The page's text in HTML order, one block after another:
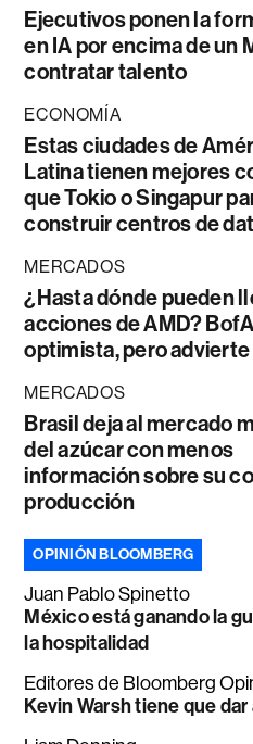
Ejecutivos ponen la
en IA por encima de un
contratar talento
ECONOMÍA
Estas ciudades de
Latina tienen mejores
que Tokio o Singapur
construir centros de
MERCADOS
¿Hasta dónde pueden
acciones de AMD?
optimista, pero
MERCADOS
Brasil deja al mercado
del azúcar con menos
información sobre su
producción
OPINIÓN BLOOMBERG
Juan Pablo Spinetto
México está ganando la
la hospitalidad
Editores de Bloomberg
Kevin Warsh tiene que